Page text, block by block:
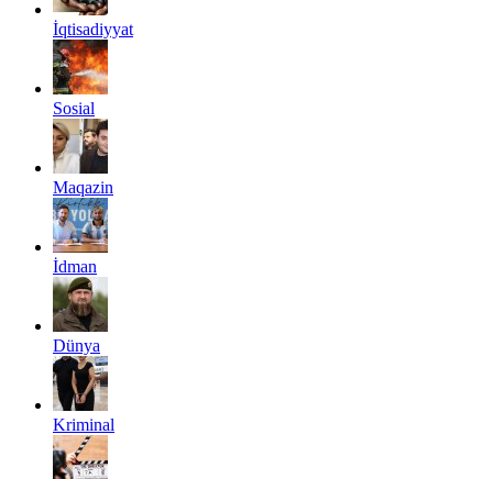
İqtisadiyyat
Sosial
Maqazin
İdman
Dünya
Kriminal